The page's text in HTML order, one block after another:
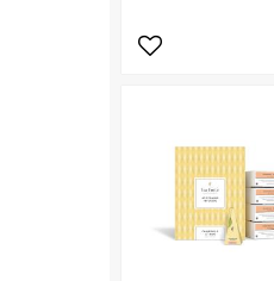
Lägg till i